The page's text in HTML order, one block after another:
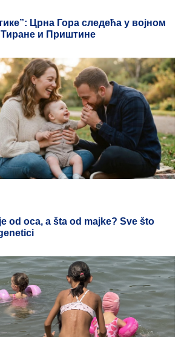
Црна Гора следећа у војном
Тиране и Приштине
od oca, a šta od majke? Sve što